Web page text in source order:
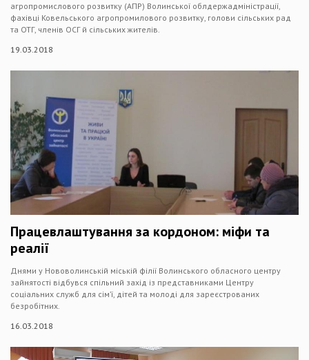
агропромислового розвитку (АПР) Волинської облдержадміністрації,
фахівці Ковельського агропромилового розвитку, голови сільських рад
та ОТГ, членів ОСГ й сільських жителів.
19.03.2018
Працевлаштування за кордоном: міфи та
реалії
Днями у Нововолинській міській філії Волинського обласного центру
зайнятості відбувся спільний захід із представниками Центру
соціальних служб для сім’ї, дітей та молоді для зареєстрованих
безробітних.
16.03.2018